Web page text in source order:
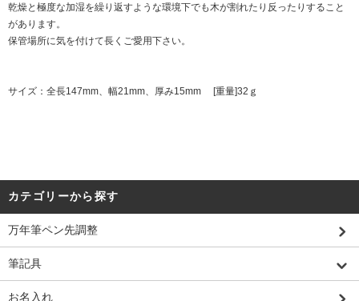
乾燥と極度な加湿を繰り返すような環境下でも木が割れたり反ったりすること
があります。
保管場所に気を付けて長くご愛用下さい。
サイズ：全長147mm、幅21mm、厚み15mm [重量]32ｇ
カテゴリーから探す
万年筆ペン先調整
筆記具
お名入れ